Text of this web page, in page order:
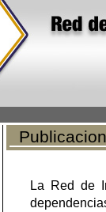
La Red de